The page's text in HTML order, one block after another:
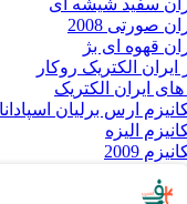
سفید شیشه ای
صورتی 2008
قهوه ای بژ
ایران الکتریک روکار
ایران الکتریک
ارس برلیان
الیزه
2009
ایران الکتریک
ارس برلیان